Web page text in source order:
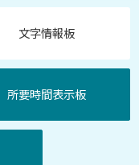
文字情報板
所要時間表示板